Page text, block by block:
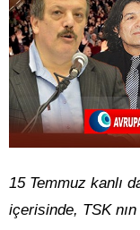
15 Temmuz kanlı
içerisinde, TSK